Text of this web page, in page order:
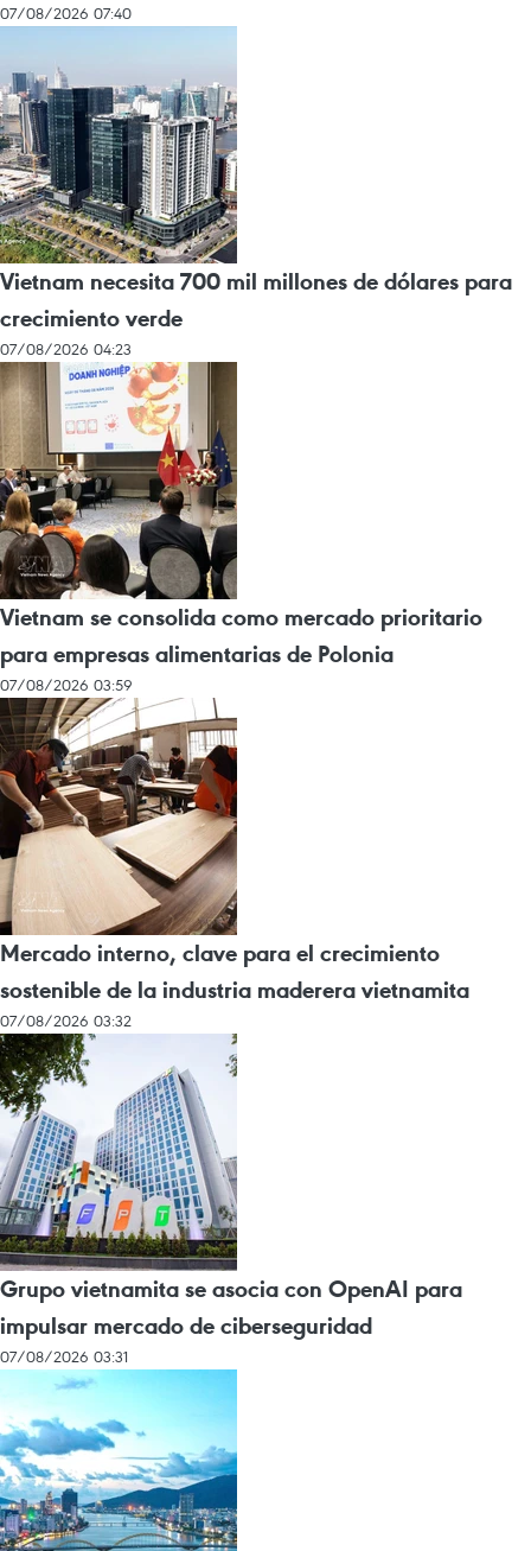
07/08/2026 07:40
Vietnam necesita 700 mil millones de dólares para
crecimiento verde
07/08/2026 04:23
Vietnam se consolida como mercado prioritario
para empresas alimentarias de Polonia
07/08/2026 03:59
Mercado interno, clave para el crecimiento
sostenible de la industria maderera vietnamita
07/08/2026 03:32
Grupo vietnamita se asocia con OpenAI para
impulsar mercado de ciberseguridad
07/08/2026 03:31